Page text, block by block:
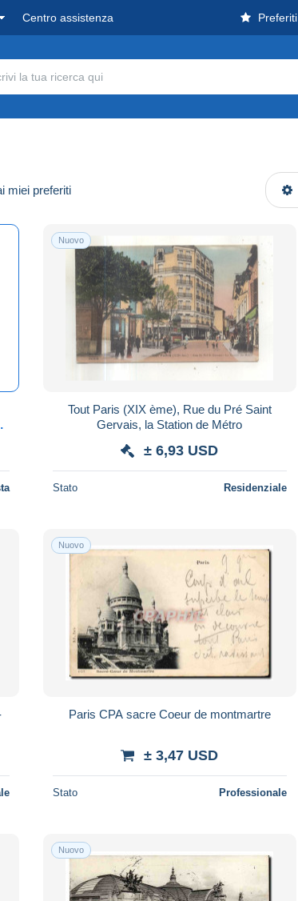
Centro assistenza Preferiti
miei preferiti
Nuovo
Tout Paris (XIX ème), Rue du Pré Saint
Gervais, la Station de Métro
± 6,93 USD
Stato Residenziale
Nuovo
Paris CPA sacre Coeur de montmartre
± 3,47 USD
Stato Professionale
Nuovo